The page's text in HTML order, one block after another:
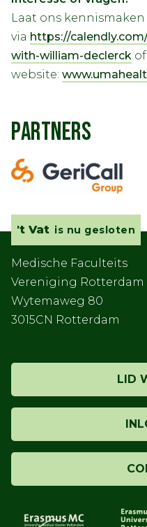
Laat ons kennismaken
via https://
with-william-declerck
website:
PARTNERS
't Vat is nu gesloten
Medische Faculteits
Vereniging Rotterdam
Wytemaweg 80
3015CN Rotterdam
LID